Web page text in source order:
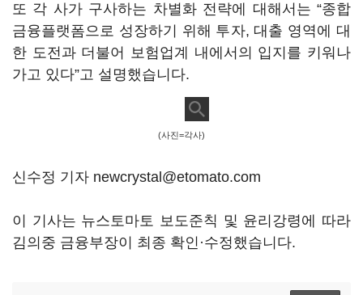
또 각 사가 구사하는 차별화 전략에 대해서는 “종합
금융플랫폼으로 성장하기 위해 투자, 대출 영역에 대
한 도전과 더불어 보험업계 내에서의 입지를 키워나
가고 있다”고 설명했습니다.
(사진=각사)
신수정 기자 newcrystal@etomato.com
이 기사는 뉴스토마토 보도준칙 및 윤리강령에 따라
김의중 금융부장이 최종 확인·수정했습니다.